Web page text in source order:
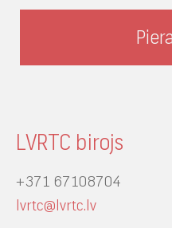
LVRTC birojs
+371 67108704
lvrtc@lvrtc.lv